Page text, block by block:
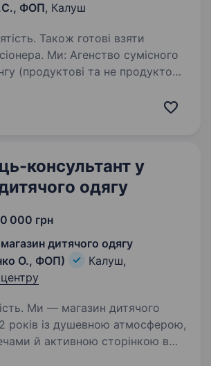
ФОП, Калуш
Також готові взяти
сумісного
(продуктові та не продуктові
Сільпо, Атб, Траш Вимоги:
консультант у
одягу
000 грн
дитячого одягу
О., ФОП)
Калуш,
років із душевною атмосферою,
й активною сторінкою в